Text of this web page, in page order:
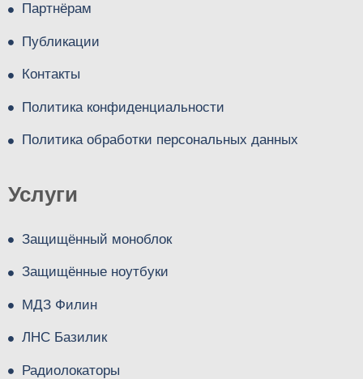
Партнёрам
Публикации
Контакты
Политика конфиденциальности
Политика обработки персональных данных
Услуги
Защищённый моноблок
Защищённые ноутбуки
МДЗ Филин
ЛНС Базилик
Радиолокаторы